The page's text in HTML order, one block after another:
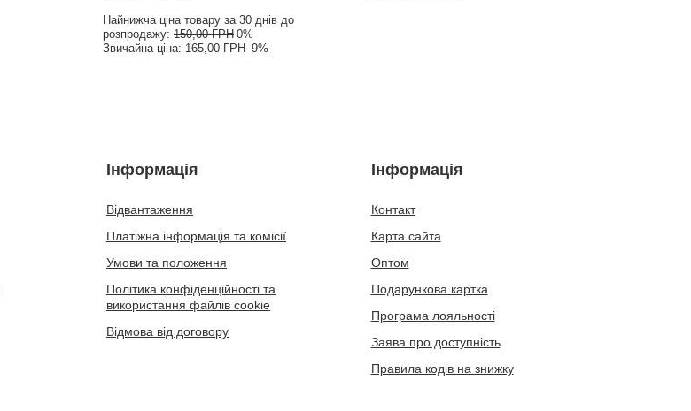
Найнижча ціна товару за 30 днів до
розпродажу: 150,00 ГРН 0%
Звичайна ціна: 165,00 ГРН -9%
Інформація
Відвантаження
Платіжна інформація та комісії
Умови та положення
Політика конфіденційності та
використання файлів cookie
Відмова від договору
Інформація
Контакт
Карта сайта
Оптом
Подарункова картка
Програма лояльності
Заява про доступність
Правила кодів на знижку